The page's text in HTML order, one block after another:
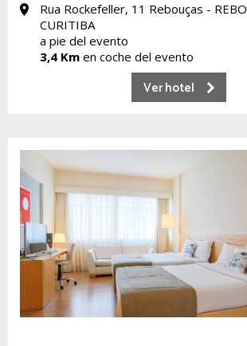
Rua Rockefeller, 11 Rebouças -
CURITIBA
a pie del evento
3,4 Km en coche del evento
Ver hotel